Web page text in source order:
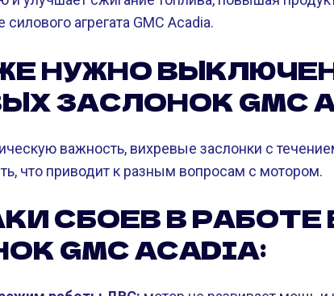
агрегата GMC Acadia.
НУЖНО
ЗАСЛОНОК GMC
важность, вихревые заслонки с
что приводит к разным вопросам с мотором.
СБОЕВ В
GMC ACADIA: